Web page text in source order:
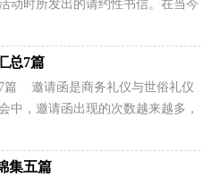
动时所发出的请约性书信。在当今
合越来越多，到底...
总7篇
篇 邀请函是商务礼仪与世俗礼仪
中，邀请函出现的次数越来越多，
以下是小编为大...
集五篇